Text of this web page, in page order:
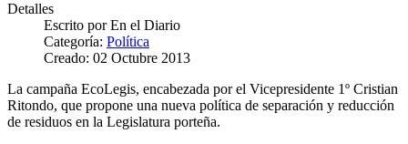
Detalles
Escrito porEn el Diario
Categoría: Política
Creado: 02 Octubre 2013
La campaña EcoLegis, encabezada por el Vicepresidente 1º Cristian
Ritondo, que propone una nueva política de separación y reducción
de residuos en la Legislatura porteña.